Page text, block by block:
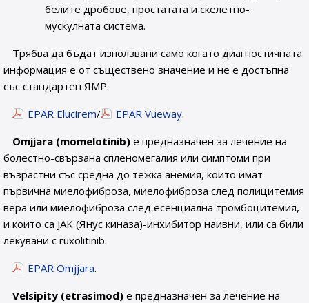
белите дробове, простатата и скелетно-
мускулната система.
Трябва да бъдат използвани само когато диагностичната
информация е от съществено значение и не е достъпна
със стандартен ЯМР.
EPAR Elucirem/ EPAR Vueway.
Omjjara (momelotinib) е предназначен за лечение на
болестно-свързана спленомегалия или симптоми при
възрастни със средна до тежка анемия, които имат
първична миелофиброза, миелофиброза след полицитемия
вера или миелофиброза след есенциална тромбоцитемия,
и които са JAK (Янус киназа)-инхибитор наивни, или са били
лекувани с ruxolitinib.
EPAR Omjjara.
Velsipity (etrasimod) е предназначен за лечение на